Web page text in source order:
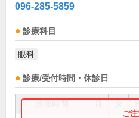
096-285-5859
診療科目
眼科
診療/受付時間・休診日